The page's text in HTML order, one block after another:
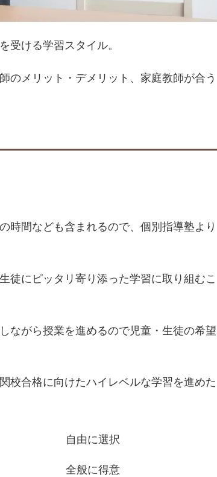
受ける学習スタイル。
のメリット・デメリット、家庭教師が合う
時間なども含まれるので、個別指導塾より
徒にピッタリ寄り添った学習に取り組むこ
ながら授業を進めるので児童・生徒の希望
校合格に向けたハイレベルな学習を進めた
自由に選択
全般に得意